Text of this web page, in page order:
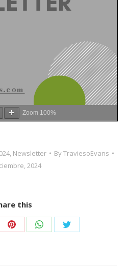
Zoom 100%
, Newsletter ByTraviesoEvans
2024
this
Share
Pinterest
Share
WhatsApp
Share
Twitter